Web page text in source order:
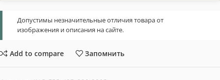
Допустимы незначительные отличия товара от
изображения и описания на сайте.
Add to compare Запомнить